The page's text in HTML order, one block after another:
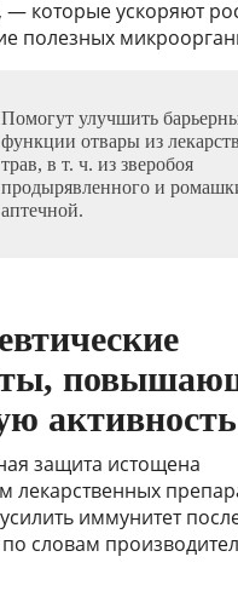
— которые ускоряют
полезных
Помогут улучшить
функции отвары из
трав, в т. ч. из зверобоя
продырявленного и
аптечной.
активность
защита истощена
лекарственных
иммунитет
словам